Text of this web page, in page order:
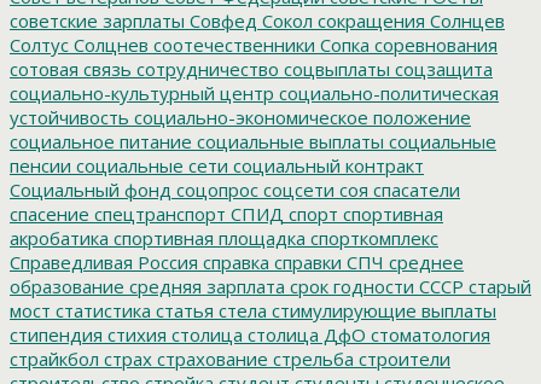
советские зарплаты Совфед Сокол сокращения Солнцев
Солтус Солцнев соотечественники Сопка соревнования
сотовая связь сотрудничество соцвыплаты соцзащита
социально-культурный центр социально-политическая
устойчивость социально-экономическое положение
социальное питание социальные выплаты социальные
пенсии социальные сети социальный контракт
Социальный фонд соцопрос соцсети соя спасатели
спасение спецтранспорт СПИД спорт спортивная
акробатика спортивная площадка спорткомплекс
Справедливая Россия справка справки СПЧ среднее
образование средняя зарплата срок годности СССР старый
мост статистика статья стела стимулирующие выплаты
стипендия стихия столица столица ДфО стоматология
страйкбол страх страхование стрельба строители